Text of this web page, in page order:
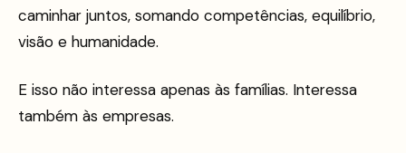
caminhar juntos, somando competências, equilíbrio,
visão e humanidade.
E isso não interessa apenas às famílias. Interessa
também às empresas.